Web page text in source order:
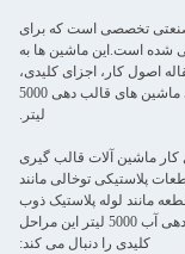
لیتر یک تجهیزات صنعتی تخصصی است که برای
شده است.اين ماشين ها به
اصول کار، اجزای کلیدی،
مزایا و مزایای این سیستم را بررسی می کند.و کاربردهای ماشین های قالب دهی 5000
لیتر.
کار ماشین آلات قالب گیری
پلاستیکی توخالی مانند
مانند لوله پلاستیک ذوب
شده) در داخل قالب استفاده می شود.دستگاه قالب دهی آب 5000 لیتر این مراحل
کلیدی را دنبال می کند: